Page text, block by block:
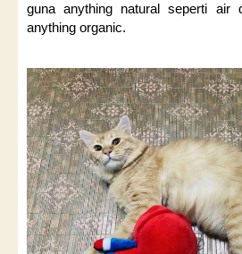
guna anything natural seperti air
anything organic.